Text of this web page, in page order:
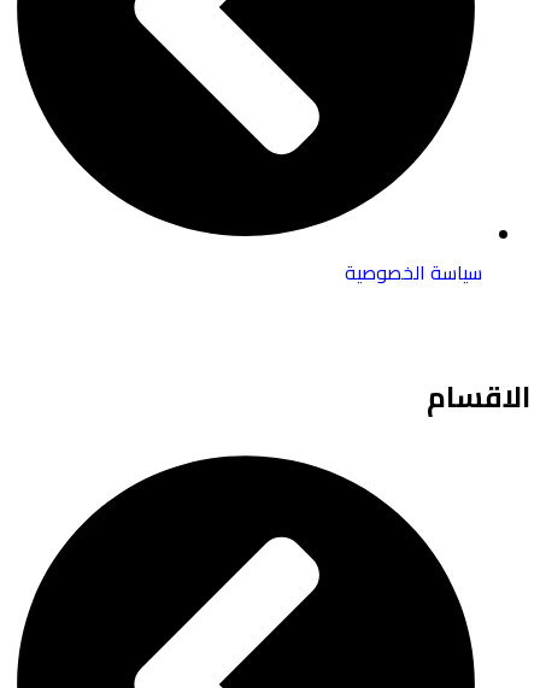
سياسة الخصوصية
الاقسام